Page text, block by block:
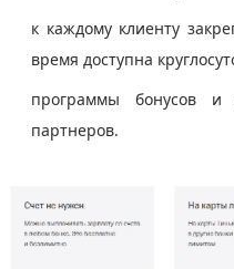
к каждому клиенту
время доступна
программы бонусов
партнеров.